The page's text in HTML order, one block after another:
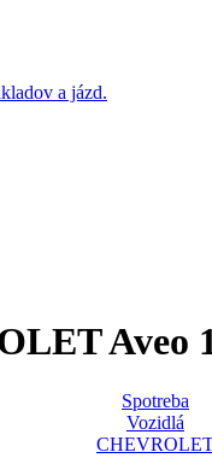
Aveo
Spotreba
Vozidlá